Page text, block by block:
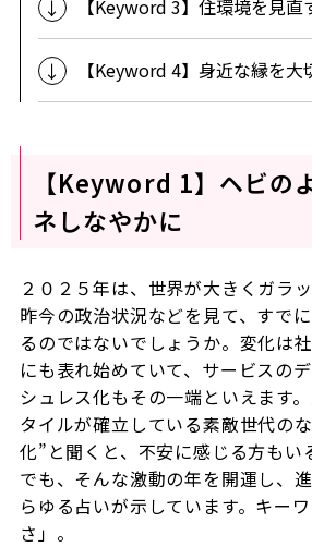
【Keyword 3】住環境を見直
【Keyword 4】身近な縁を大
【Keyword 1】ヘビの
ネしなやかに
２０２５年は、世界が大きくガラ
昨今の政治状況などを見て、すで
るのではないでしょうか。変化は
にも表れ始めていて、サービスの
シュレス化もその一端といえます
タイルが確立している素敵世代の
化”と聞くと、不安に感じる方もい
でも、そんな激動の年を開運し、
らゆる占いが示しています。キー
さ」。